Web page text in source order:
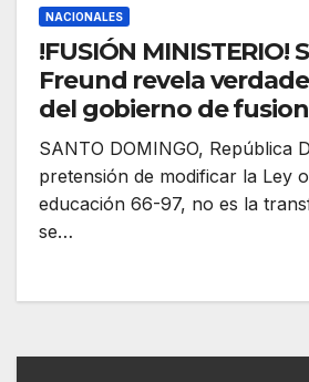
NACIONALES
!FUSIÓN MINISTERIO!
Freund revela
del gobierno de
MESCYT, lo que
profesores
SANTO DOMINGO, República
pretensión de modificar la Ley
educación 66-97, no es la
se…